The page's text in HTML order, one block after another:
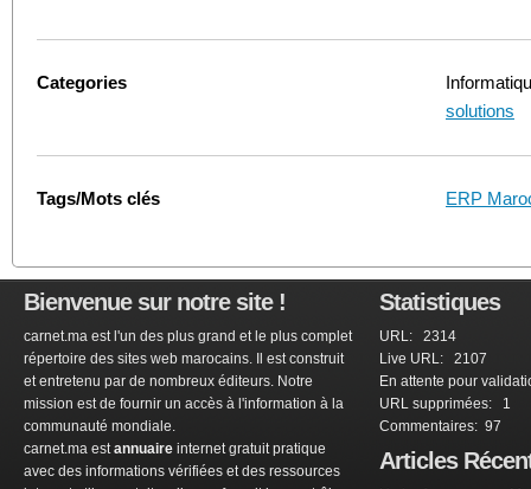
Categories
solutions
Tags/Mots clés ERP
Bienvenue sur notre site !
carnet.ma est l'un des plus grand et le plus complet
répertoire des sites web marocains. Il est construit
et entretenu par de nombreux éditeurs. Notre
mission est de fournir un accès à l'information à la
communauté mondiale.
carnet.ma estannuaire internet gratuit pratique
avec des informations vérifiées et des ressources
Statistiques
URL: 2314
Live URL: 2107
En attente pour
URL supprimées: 1
Commentaires: 97
Articles